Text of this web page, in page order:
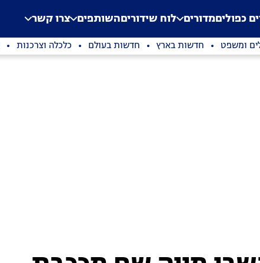
Application error: a
. כפוליםמדורים לוח שידוריםהשותפים צרו קשר
ומשפט חדשות בארץ חדשות בעולם כלכלה וצרכנות